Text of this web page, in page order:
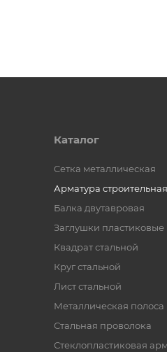
Каталог
Cетка металлическая
Арматура строительная
Балка двутавровая
Заглушки пластиковые
Квадрат стальной
Круг стальной
Лист стальной
Металлическая полоса
Стальная проволока
Стеклопластиковая